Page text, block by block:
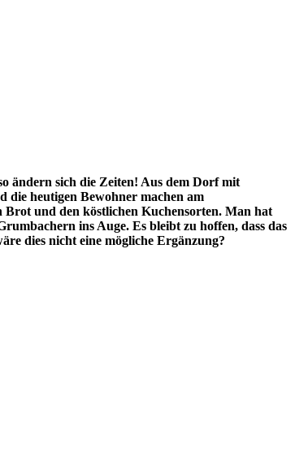
ändern sich die Zeiten! Aus dem Dorf mit
die heutigen Bewohner machen am
Brot und den köstlichen Kuchensorten. Man hat
ins Auge. Es bleibt zu hoffen, dass das
dies nicht eine mögliche Ergänzung?